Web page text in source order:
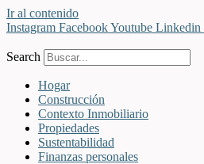
Ir al contenido
Instagram FacebookYoutube Linkedin
Search
Hogar
Construcción
Contexto Inmobiliario
Propiedades
Sustentabilidad
Finanzas personales